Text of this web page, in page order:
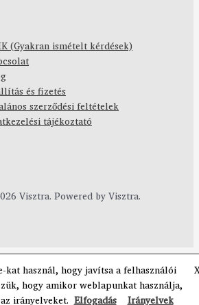
(Gyakran ismételt kérdések)
és fizetés
szerződési feltételek
tájékoztató
Visztra. Powered by Visztra.
kat használ, hogy javítsa a felhasználói
hogy amikor weblapunkat használja,
irányelveket. Elfogadás
Irányelvek